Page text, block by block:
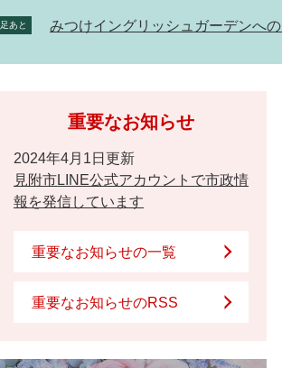
足あと みつけイングリッシュガーデンへ
重要なお知らせ
2024年4月1日更新
見附市LINE公式アカウントで市政情
報を発信しています
重要なお知らせの一覧
重要なお知らせのRSS